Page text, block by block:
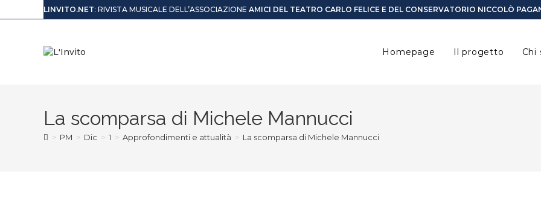
LINVITO.NET: RIVISTA MUSICALE DELL’ASSOCIAZIONE AMICI DEL TEATRO CARLO FELICE E DEL CONSERVATORIO NICCOLÒ
Homepage Il progetto Chi
La scomparsa di Michele Mannucci
> PM > Dic > 1 > Approfondimenti e attualità > La scomparsa di Michele Mannucci